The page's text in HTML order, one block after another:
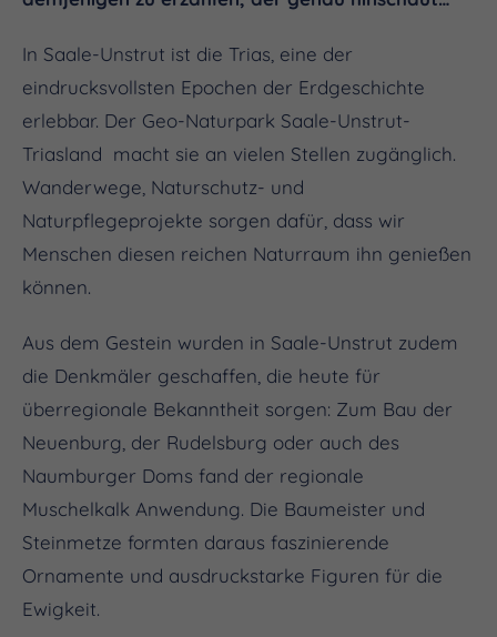
In Saale-Unstrut ist die Trias, eine der
eindrucksvollsten Epochen der Erdgeschichte
erlebbar. Der Geo-Naturpark Saale-Unstrut-
Triasland macht sie an vielen Stellen zugänglich.
Wanderwege, Naturschutz- und
Naturpflegeprojekte sorgen dafür, dass wir
Menschen diesen reichen Naturraum ihn genießen
können.
Aus dem Gestein wurden in Saale-Unstrut zudem
die Denkmäler geschaffen, die heute für
überregionale Bekanntheit sorgen: Zum Bau der
Neuenburg, der Rudelsburg oder auch des
Naumburger Doms fand der regionale
Muschelkalk Anwendung. Die Baumeister und
Steinmetze formten daraus faszinierende
Ornamente und ausdruckstarke Figuren für die
Ewigkeit.